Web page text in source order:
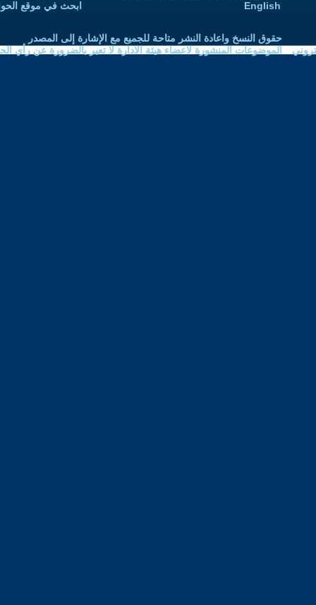
ابحث في موقع الحوار المتمدن
متاحة للجميع مع الإشارة إلى المصدر
هيئة الادارة لا تعبر بالضرورة عن رأي الحوار المتمدن